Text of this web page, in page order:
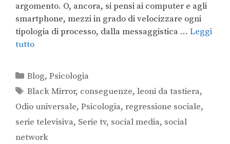
argomento. O, ancora, si pensi ai computer e agli
smartphone, mezzi in grado di velocizzare ogni
tipologia di processo, dalla messaggistica … Leggi
tutto
Blog,Psicologia
Black Mirror, conseguenze,leoni da tastiera,
Odio universale, Psicologia, regressione sociale,
serie televisiva, Serie tv, social media, social
network